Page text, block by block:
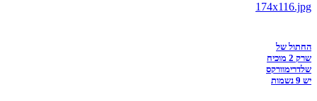
החתול של
שרק 2 מוכיח
שלדרימוורקס
יש 9 נשמות